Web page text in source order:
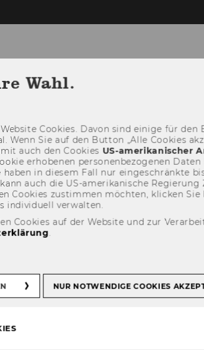
Wahl.
Coo­kies. Davon sind ei­ni­ge für
Wenn Sie auf den But­ton „Alle Coo­kies
auch den Coo­kies US-​amerikanischer
er­ho­be­nen per­so­nen­be­zo­ge­nen
haben in die­sem Fall nur ein­ge­schränk­te
auch die US-​amerikanische
Coo­kies zu­stim­men möch­ten, kli­cken Sie
in­di­vi­du­ell ver­wal­ten.
Cookies auf der Website und zur
NUR NOTWENDIGE COOKIES